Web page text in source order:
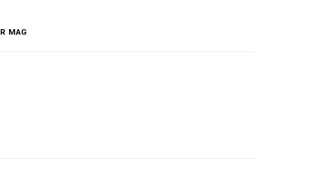
MAG